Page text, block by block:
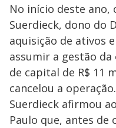
No início deste ano,
Suerdieck, dono do
aquisição de ativos
assumir a gestão
de capital de R$ 11
cancelou a operação.
Suerdieck afirmou
Paulo que, antes de